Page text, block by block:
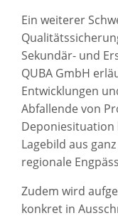
Ein weiterer
Sekundär- und
QUBA GmbH
Entwicklungen
Abfallende von
Deponiesituation
Lagebild aus
regionale
Zudem wird
konkret in